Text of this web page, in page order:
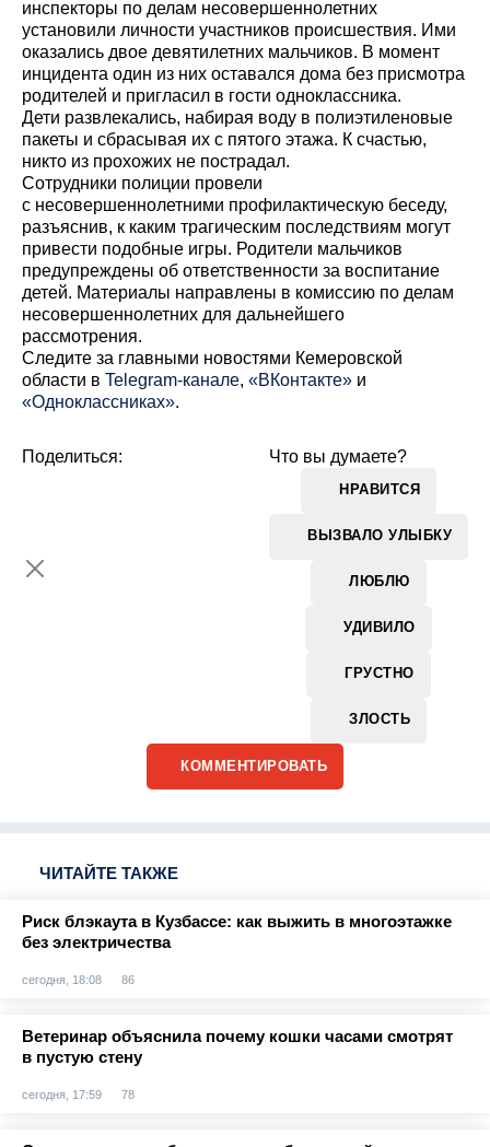
инспекторы по делам несовершеннолетних
установили личности участников происшествия. Ими
оказались двое девятилетних мальчиков. В момент
инцидента один из них оставался дома без присмотра
родителей и пригласил в гости одноклассника.
Дети развлекались, набирая воду в полиэтиленовые
пакеты и сбрасывая их с пятого этажа. К счастью,
никто из прохожих не пострадал.
Сотрудники полиции провели
с несовершеннолетними профилактическую беседу,
разъяснив, к каким трагическим последствиям могут
привести подобные игры. Родители мальчиков
предупреждены об ответственности за воспитание
детей. Материалы направлены в комиссию по делам
несовершеннолетних для дальнейшего
рассмотрения.
Cледите за главными новостями Кемеровской
области в Telegram-канале, «ВКонтакте» и
«Одноклассниках».
Что вы думаете?
НРАВИТСЯ
ВЫЗВАЛО УЛЫБКУ
ЛЮБЛЮ
УДИВИЛО
ГРУСТНО
ЗЛОСТЬ
Поделиться:
КОММЕНТИРОВАТЬ
ЧИТАЙТЕ ТАКЖЕ
Риск блэкаута в Кузбассе: как выжить в многоэтажке
без электричества
сегодня, 18:08 86
Ветеринар объяснила почему кошки часами смотрят
в пустую стену
сегодня, 17:59 78